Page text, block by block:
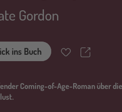
Gordon
ins Buch MerkzettelTeilen
Coming-of-Age-Roman über